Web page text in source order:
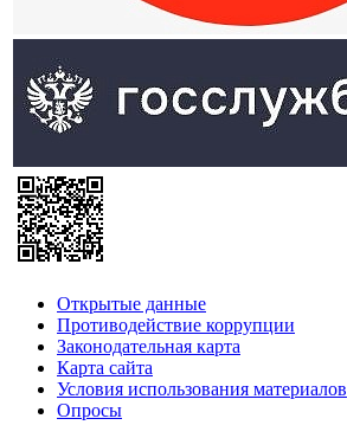
Открытые данные
Противодействие коррупции
Законодательная карта
Карта сайта
Условия использования материалов
Опросы